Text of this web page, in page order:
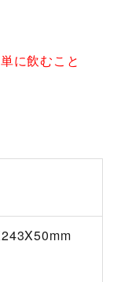
に飲むこと